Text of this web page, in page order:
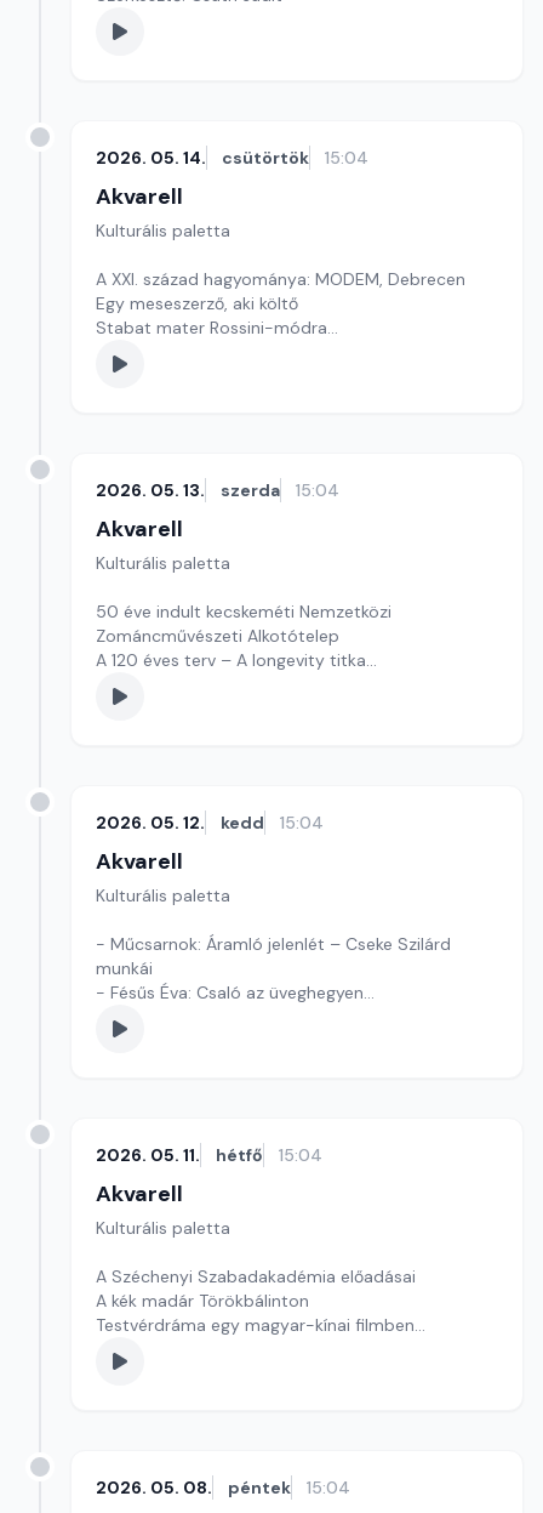
2026. 05. 14. csütörtök 15:04
Akvarell
Kulturális paletta
A XXI. század hagyománya: MODEM, Debrecen
Egy meseszerző, aki költő
Stabat mater Rossini-módra
Szerkesztő: Nagy György András
2026. 05. 13. szerda 15:04
Akvarell
Kulturális paletta
50 éve indult kecskeméti Nemzetközi
Zománcművészeti Alkotótelep
A 120 éves terv – A longevity titka
Szerkesztő: Fazekas Gyöngyvér
2026. 05. 12. kedd 15:04
Akvarell
Kulturális paletta
- Műcsarnok: Áramló jelenlét – Cseke Szilárd
munkái
- Fésűs Éva: Csaló az üveghegyen
- Kultúrmorzsák
Szerkesztő: Tóth J. András
2026. 05. 11. hétfő 15:04
Akvarell
Kulturális paletta
A Széchenyi Szabadakadémia előadásai
A kék madár Törökbálinton
Testvérdráma egy magyar-kínai filmben
szerkesztő: Szentimrei Kristóf
2026. 05. 08. péntek 15:04